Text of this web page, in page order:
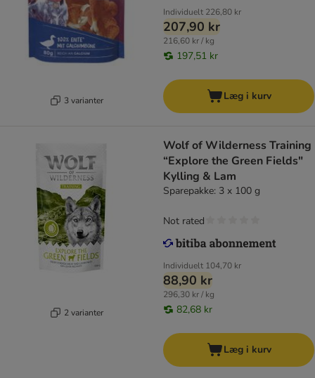
3 varianter
Individuelt 226,80 kr
207,90 kr
216,60 kr / kg
197,51 kr
Læg i kurv
2 varianter
Wolf of Wilderness Training
“Explore the Green Fields"
Kylling & Lam
Sparepakke: 3 x 100 g
Individuelt 104,70 kr
88,90 kr
296,30 kr / kg
82,68 kr
Not rated
Læg i kurv